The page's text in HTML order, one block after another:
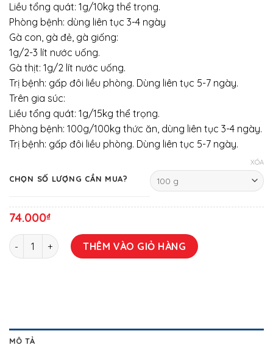
Liều tổng quát: 1g/10kg thể trọng.
Phòng bệnh: dùng liên tục 3-4 ngày
Gà con, gà đẻ, gà giống:
1g/2-3 lít nước uống.
Gà thịt: 1g/2 lít nước uống.
Trị bệnh: gấp đôi liều phòng. Dùng liên tục 5-7 ngày.
Trên gia súc:
Liều tổng quát: 1g/15kg thể trọng.
Phòng bệnh: 100g/100kg thức ăn, dùng liên tục 3-4 ngày.
Trị bệnh: gấp đôi liều phòng. Dùng liên tục 5-7 ngày.
CHỌN SỐ LƯỢNG CẦN MUA?
XÓA
74.000₫
GENTAMOX AC số lượngTHÊM VÀO GIỎ HÀNG
MÔ TẢ